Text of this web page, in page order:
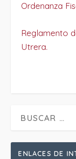
Ordenanza
Reglamento
Utrera.
ENLACES DE